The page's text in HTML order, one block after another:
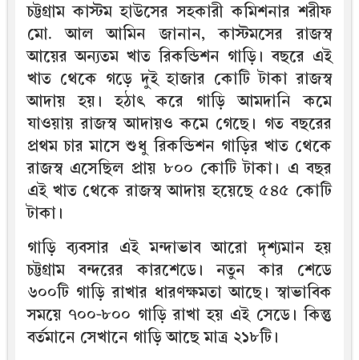
চট্টগ্রাম কাস্টম হাউসের সহকারী কমিশনার শরীফ
মো. আল আমিন জানান, কাস্টমসের রাজস্ব
আয়ের অন্যতম খাত রিকন্ডিশন গাড়ি। বছরে এই
খাত থেকে গড়ে দুই হাজার কোটি টাকা রাজস্ব
আদায় হয়। হঠাৎ করে গাড়ি আমদানি কমে
যাওয়ায় রাজস্ব আদায়ও কমে গেছে। গত বছরের
প্রথম চার মাসে শুধু রিকন্ডিশন গাড়ির খাত থেকে
রাজস্ব এসেছিল প্রায় ৮০০ কোটি টাকা। এ বছর
এই খাত থেকে রাজস্ব আদায় হয়েছে ৫৪৫ কোটি
টাকা।
গাড়ি ব্যবসার এই মন্দাভাব আরো দৃশ্যমান হয়
চট্টগ্রাম বন্দরের কারশেডে। নতুন কার শেডে
৬০০টি গাড়ি রাখার ধারণক্ষমতা আছে। স্বাভাবিক
সময়ে ৭০০-৮০০ গাড়ি রাখা হয় এই সেডে। কিন্তু
বর্তমানে সেখানে গাড়ি আছে মাত্র ২১৮টি।